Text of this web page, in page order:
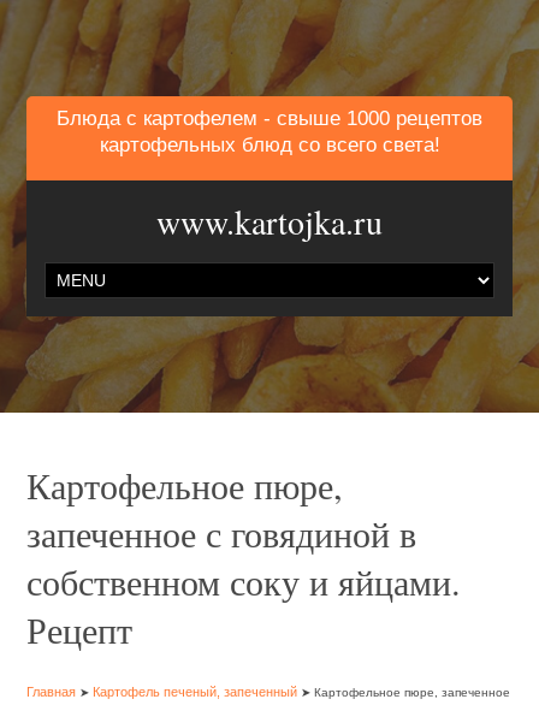
Блюда с картофелем - свыше 1000 рецептов
картофельных блюд со всего света!
www.kartojka.ru
Картофельное пюре,
запеченное с говядиной в
собственном соку и яйцами.
Рецепт
Главная ➤ Картофель печеный, запеченный ➤ Картофельное пюре, запеченное